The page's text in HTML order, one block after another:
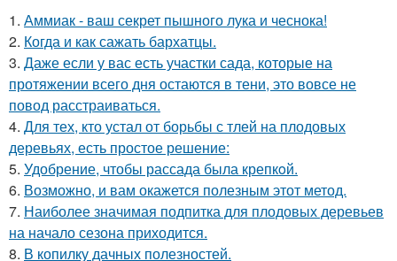
1. Аммиак - ваш секрет пышного лука и чеснока!
2. Когда и как сажать бархатцы.
3. Даже если у вас есть участки сада, которые на
протяжении всего дня остаются в тени, это вовсе не
повод расстраиваться.
4. Для тех, кто устал от борьбы с тлей на плодовых
деревьях, есть простое решение:
5. Удобрение, чтобы рассада была крепкoй.
6. Возможно, и вам окажется полезным этот метод.
7. Наиболее значимая подпитка для плодовых деревьев
на начало сезона приходится.
8. В копилку дачных полезностей.